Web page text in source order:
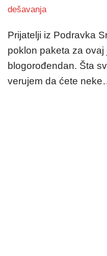
dešavanja
Prijatelji iz Podravka
poklon paketa za ovaj
blogorođendan. Šta
verujem da ćete